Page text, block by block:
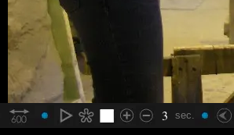
3 sec.